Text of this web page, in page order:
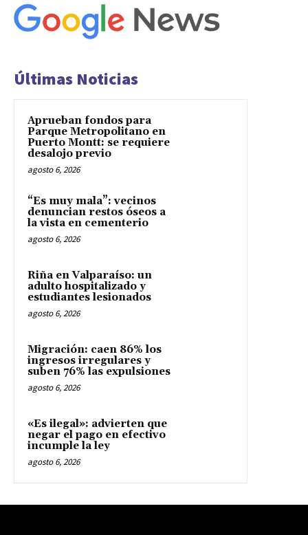
Últimas Noticias
Aprueban fondos para
Parque Metropolitano en
Puerto Montt: se requiere
desalojo previo
agosto 6, 2026
“Es muy mala”: vecinos
denuncian restos óseos a
la vista en cementerio
agosto 6, 2026
Riña en Valparaíso: un
adulto hospitalizado y
estudiantes lesionados
agosto 6, 2026
Migración: caen 86% los
ingresos irregulares y
suben 76% las expulsiones
agosto 6, 2026
«Es ilegal»: advierten que
negar el pago en efectivo
incumple la ley
agosto 6, 2026